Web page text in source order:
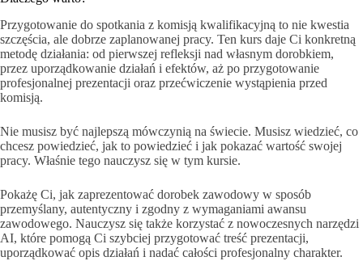
Przygotowanie do spotkania z komisją kwalifikacyjną to nie kwestia
szczęścia, ale dobrze zaplanowanej pracy. Ten kurs daje Ci konkretną
metodę działania: od pierwszej refleksji nad własnym dorobkiem,
przez uporządkowanie działań i efektów, aż po przygotowanie
profesjonalnej prezentacji oraz przećwiczenie wystąpienia przed
komisją.
Nie musisz być najlepszą mówczynią na świecie. Musisz wiedzieć, co
chcesz powiedzieć, jak to powiedzieć i jak pokazać wartość swojej
pracy. Właśnie tego nauczysz się w tym kursie.
Pokażę Ci, jak zaprezentować dorobek zawodowy w sposób
przemyślany, autentyczny i zgodny z wymaganiami awansu
zawodowego. Nauczysz się także korzystać z nowoczesnych narzędzi
AI, które pomogą Ci szybciej przygotować treść prezentacji,
uporządkować opis działań i nadać całości profesjonalny charakter.